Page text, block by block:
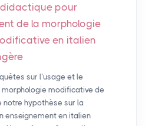
pour
de la morphologie
en italien
sur l’usage et le
modificative de
notre hypothèse sur la
enseignement en italien